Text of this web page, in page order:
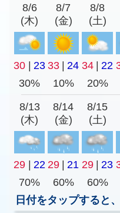
8/6
(木)
8/7
(金)
8/8
(土)
30 | 23 33 | 24 34 | 22
30%
10% 20%
8/13
(木)
8/14
(金)
8/15
(土)
29 | 22 29 | 21 29 | 23
70%
60% 60%
日付をタップすると